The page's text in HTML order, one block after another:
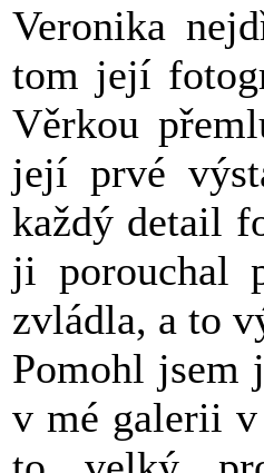
Veronika
tom její
Věrkou
její prvé
každý detail
ji porouchal
zvládla, a to
Pomohl jsem
v mé galerii v